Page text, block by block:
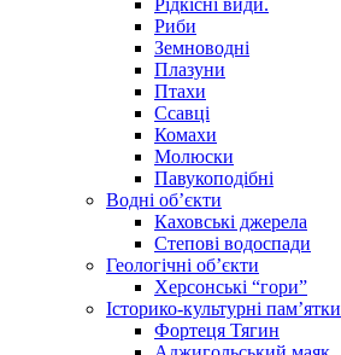
Рідкісні види.
Риби
Земноводні
Плазуни
Птахи
Ссавці
Комахи
Молюски
Павукоподібні
Водні об’єкти
Каховські джерела
Степові водоспади
Геологічні об’єкти
Херсонські “гори”
Історико-культурні пам’ятки
Фортеця Тягин